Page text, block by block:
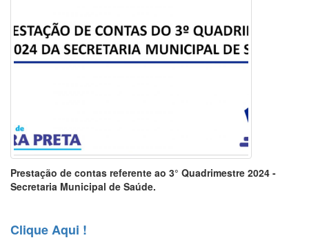
Prestação de contas referente ao 3° Quadrimestre 2024 -
Secretaria Municipal de Saúde.
Clique Aqui !